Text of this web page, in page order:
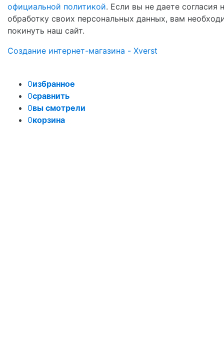
официальной политикой. Если вы не даете согласия
обработку своих персональных данных, вам
покинуть наш сайт.
Создание интернет-магазина - Xverst
0избранное
0сравнить
0вы смотрели
0корзина